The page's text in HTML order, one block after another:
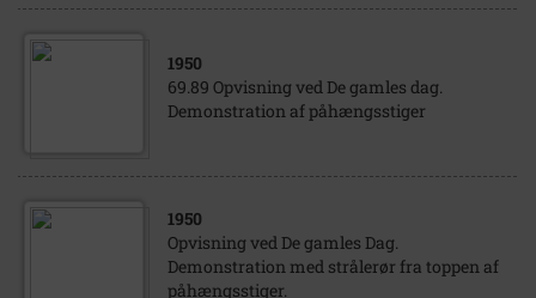
1950
69.89 Opvisning ved De gamles dag.
Demonstration af påhængsstiger
1950
Opvisning ved De gamles Dag.
Demonstration med strålerør fra toppen af
påhængsstiger.